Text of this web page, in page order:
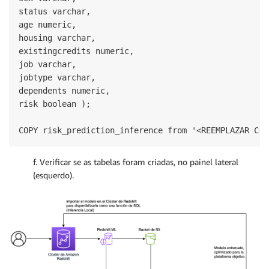
status varchar,
age numeric,
housing varchar,
existingcredits numeric,
job varchar,
jobtype varchar,
dependents numeric,
risk boolean );
COPY risk_prediction_inference from '<REEMPLAZAR
f. Verificar se as tabelas foram criadas, no painel lateral
(esquerdo).